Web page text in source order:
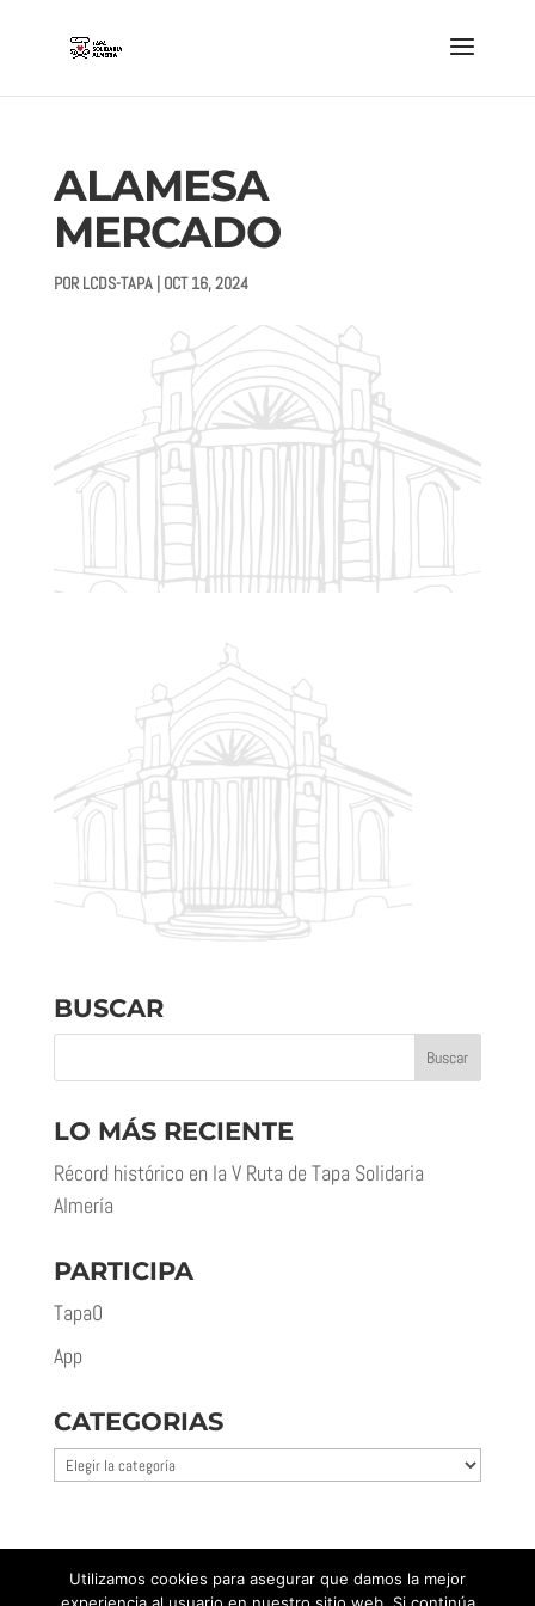
ALAMESA
MERCADO
PORLCDS-TAPA| OCT 16, 2024
BUSCAR
LO MÁS RECIENTE
Récord histórico en la V Ruta de Tapa Solidaria
Almería
PARTICIPA
Tapa0
App
CATEGORIAS
Categorias
Utilizamos cookies para asegurar que damos la mejor